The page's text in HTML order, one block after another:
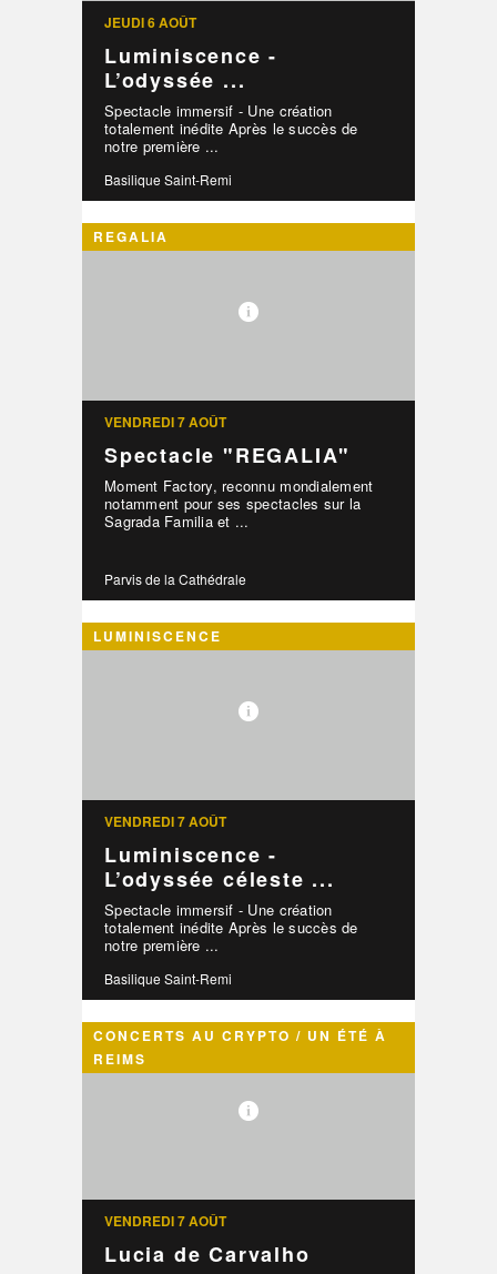
JEUDI 6 AOÛT
Luminiscence -
L’odyssée ...
Spectacle immersif - Une création
totalement inédite Après le succès de
notre première ...
Basilique Saint-Remi
REGALIA
VENDREDI 7 AOÛT
Spectacle "REGALIA"
Moment Factory, reconnu mondialement
notamment pour ses spectacles sur la
Sagrada Familia et ...
Parvis de la Cathédrale
LUMINISCENCE
VENDREDI 7 AOÛT
Luminiscence -
L’odyssée céleste ...
Spectacle immersif - Une création
totalement inédite Après le succès de
notre première ...
Basilique Saint-Remi
CONCERTS AU CRYPTO / UN ÉTÉ À
REIMS
VENDREDI 7 AOÛT
Lucia de Carvalho